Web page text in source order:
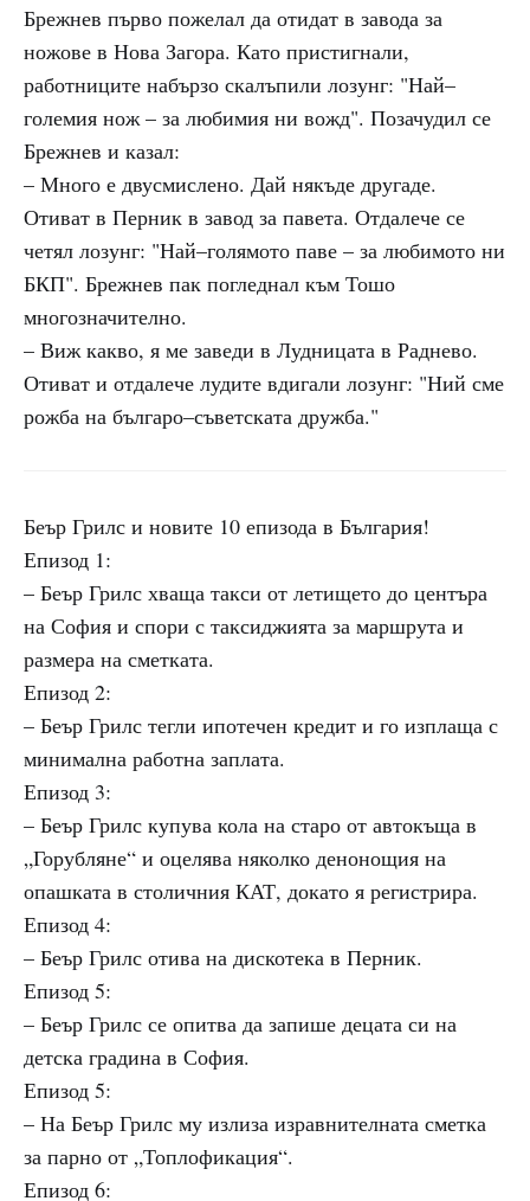
Брежнев първо пожелал да отидат в завода за
ножове в Нова Загора. Като пристигнали,
работниците набързо скалъпили лозунг: "Най–
големия нож – за любимия ни вожд". Позачудил се
Брежнев и казал:
– Много е двусмислено. Дай някъде другаде.
Отиват в Перник в завод за павета. Отдалече се
четял лозунг: "Най–голямото паве – за любимото ни
БКП". Брежнев пак погледнал към Тошо
многозначително.
– Виж какво, я ме заведи в Лудницата в Раднево.
Отиват и отдалече лудите вдигали лозунг: "Ний сме
рожба на българо–съветската дружба."
Беър Грилс и новите 10 епизода в България!
Епизод 1:
– Беър Грилс хваща такси от летището до центъра
на София и спори с таксиджията за маршрута и
размера на сметката.
Епизод 2:
– Беър Грилс тегли ипотечен кредит и го изплаща с
минимална работна заплата.
Епизод 3:
– Беър Грилс купува кола на старо от автокъща в
„Горубляне“ и оцелява няколко денонощия на
опашката в столичния КАТ, докато я регистрира.
Епизод 4:
– Беър Грилс отива на дискотека в Перник.
Епизод 5:
– Беър Грилс се опитва да запише децата си на
детска градина в София.
Епизод 5:
– На Беър Грилс му излиза изравнителната сметка
за парно от „Топлофикация“.
Епизод 6: